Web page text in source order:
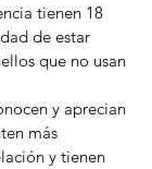
tienen 18
de estar
que no usan
y aprecian
más
y tienen